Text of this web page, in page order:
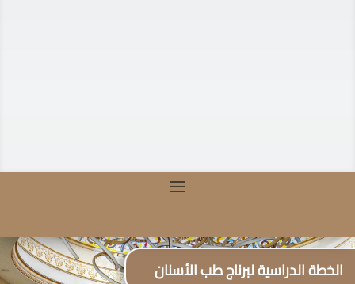
الخطة الدراسية لبرناج طب الأسنان